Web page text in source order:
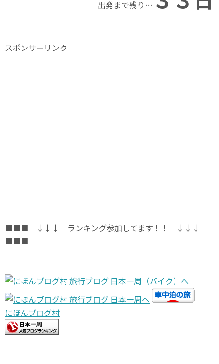
出発まで残り…
スポンサーリンク
■■■ ↓↓↓ ランキング参加してます！！ ↓↓↓
■■■
にほんブログ村